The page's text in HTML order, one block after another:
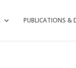
PUBLICATIONS &